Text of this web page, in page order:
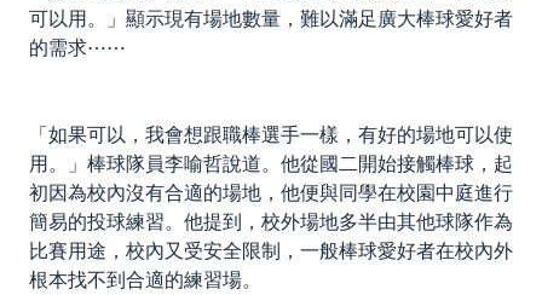
可以用。」顯示現有場地數量，難以滿足廣大棒球愛好者
的需求⋯⋯
「如果可以，我會想跟職棒選手一樣，有好的場地可以使
用。」棒球隊員李喻哲說道。他從國二開始接觸棒球，起
初因為校內沒有合適的場地，他便與同學在校園中庭進行
簡易的投球練習。他提到，校外場地多半由其他球隊作為
比賽用途，校內又受安全限制，一般棒球愛好者在校內外
根本找不到合適的練習場。